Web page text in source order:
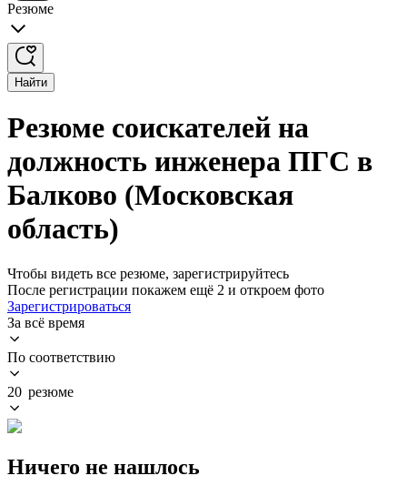
Резюме
Найти
Резюме соискателей на
должность инженера ПГС в
Балково (Московская
область)
Чтобы видеть все резюме, зарегистрируйтесь
После регистрации покажем ещё 2 и откроем фото
Зарегистрироваться
За всё время
По соответствию
20 резюме
Ничего не нашлось